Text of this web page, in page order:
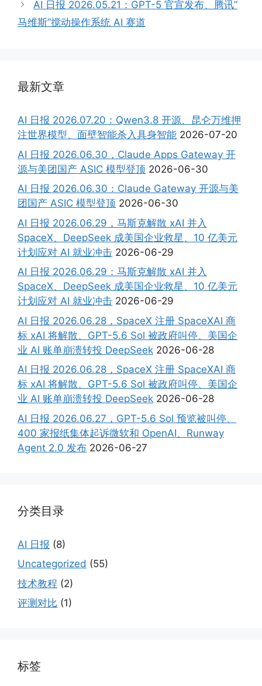
AI 日报 2026.05.21：GPT-5 官宣发布、腾讯”
马维斯”搅动操作系统 AI 赛道
最新文章
AI 日报 2026.07.20：Qwen3.8 开源、昆仑万维押
注世界模型、面壁智能杀入具身智能 2026-07-20
AI 日报 2026.06.30，Claude Apps Gateway 开
源与美团国产 ASIC 模型登顶 2026-06-30
AI 日报 2026.06.30：Claude Gateway 开源与美
团国产 ASIC 模型登顶 2026-06-30
AI 日报 2026.06.29，马斯克解散 xAI 并入
SpaceX、DeepSeek 成美国企业救星、10 亿美元
计划应对 AI 就业冲击 2026-06-29
AI 日报 2026.06.29：马斯克解散 xAI 并入
SpaceX、DeepSeek 成美国企业救星、10 亿美元
计划应对 AI 就业冲击 2026-06-29
AI 日报 2026.06.28，SpaceX 注册 SpaceXAI 商
标 xAI 将解散、GPT-5.6 Sol 被政府叫停、美国企
业 AI 账单崩溃转投 DeepSeek 2026-06-28
AI 日报 2026.06.28，SpaceX 注册 SpaceXAI 商
标 xAI 将解散、GPT-5.6 Sol 被政府叫停、美国企
业 AI 账单崩溃转投 DeepSeek 2026-06-28
AI 日报 2026.06.27，GPT-5.6 Sol 预览被叫停、
400 家报纸集体起诉微软和 OpenAI、Runway
Agent 2.0 发布 2026-06-27
分类目录
AI 日报 (8)
Uncategorized (55)
技术教程 (2)
评测对比 (1)
标签